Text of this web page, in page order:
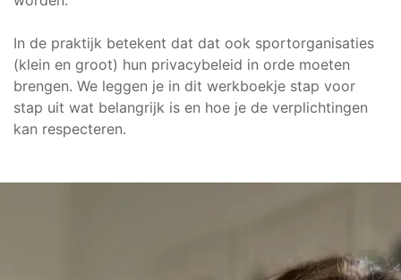
In de praktijk betekent dat dat ook sportorganisaties
(klein en groot) hun privacybeleid in orde moeten
brengen. We leggen je in dit werkboekje stap voor
stap uit wat belangrijk is en hoe je de verplichtingen
kan respecteren.